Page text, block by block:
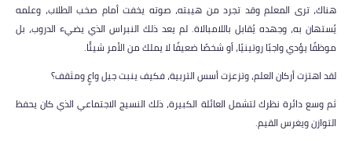
هناك، ترى المعلم وقد تجرد من هيبته، صوته يخفت أمام صخب الطلاب، وعلمه
يُستهان به، وجهده يُقابل باللامبالاة. لم يعد ذلك النبراس الذي يضيء الدروب، بل
موظفًا يؤدي واجبًا روتينيًا، أو شخصًا ضعيفًا لا يملك من الأمر شيئًا.
لقد اهتزت أركان العلم، وتزعزت أسس التربية، فكيف ينبت جيل واعٍ ومثقف؟
ثم وسع دائرة نظرك لتشمل العائلة الكبيرة، ذلك النسيج الاجتماعي الذي كان يحفظ
التوازن ويغرس القيم.